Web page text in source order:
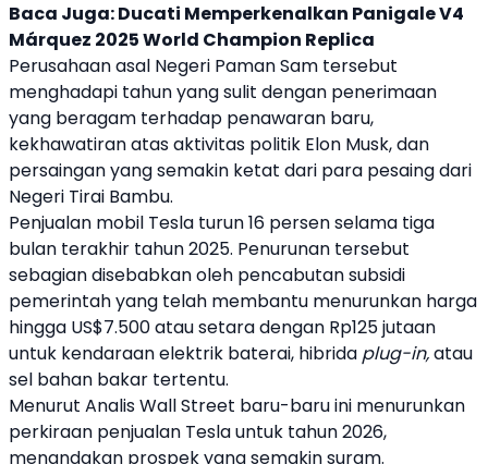
Baca Juga:Ducati Memperkenalkan Panigale V4
Márquez 2025 World Champion Replica
Perusahaan asal Negeri Paman Sam tersebut
menghadapi tahun yang sulit dengan penerimaan
yang beragam terhadap penawaran baru,
kekhawatiran atas aktivitas politik Elon Musk, dan
persaingan yang semakin ketat dari para pesaing dari
Negeri Tirai Bambu.
Penjualan mobil Tesla turun 16 persen selama tiga
bulan terakhir tahun 2025. Penurunan tersebut
sebagian disebabkan oleh pencabutan subsidi
pemerintah yang telah membantu menurunkan harga
hingga US$7.500 atau setara dengan Rp125 jutaan
untuk kendaraan elektrik baterai, hibrida plug-in,atau
sel bahan bakar tertentu.
Menurut Analis Wall Street baru-baru ini menurunkan
perkiraan penjualan Teslauntuk tahun 2026,
menandakan prospek yang semakin suram.